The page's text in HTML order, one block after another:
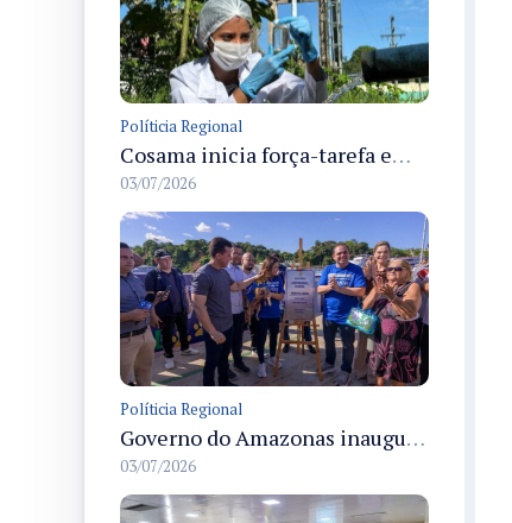
Políticia Regional
Cosama inicia força-tarefa em Anamã para fortalecer abastecimento de água e segurança hídrica da população
03/07/2026
Políticia Regional
Governo do Amazonas inaugura primeiro Castramóvel Fluvial para atendimento veterinário às comunidades ribeirinhas e castração gratuita
03/07/2026